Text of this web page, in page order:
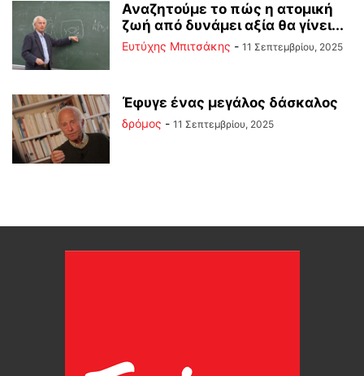
Αναζητούμε το πώς η ατομική
ζωή από δυνάμει αξία θα γίνει...
Ευτύχης Μπιτσάκης - 11 Σεπτεμβρίου, 2025
Έφυγε ένας μεγάλος δάσκαλος
δρόμος - 11 Σεπτεμβρίου, 2025